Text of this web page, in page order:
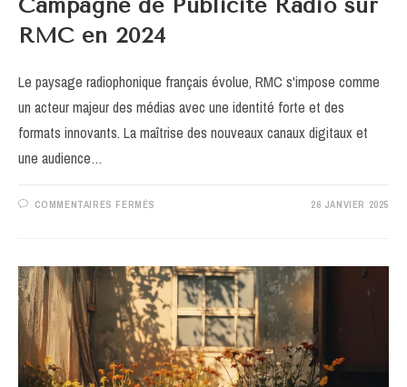
Campagne de Publicite Radio sur
RMC en 2024
Le paysage radiophonique français évolue, RMC s'impose comme
un acteur majeur des médias avec une identité forte et des
formats innovants. La maîtrise des nouveaux canaux digitaux et
une audience…
COMMENTAIRES FERMÉS
POUR
VOTRE
CAMPAGNE
DE
PUBLICITE
RADIO
SUR
RMC
EN
2024
26 JANVIER 2025